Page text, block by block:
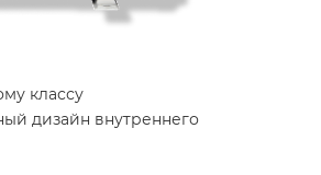
классу
дизайн внутреннего